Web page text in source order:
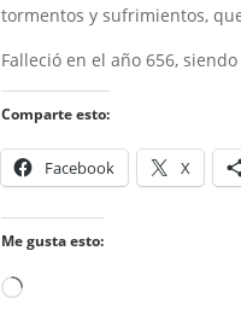
tormentos y sufrimientos,
Falleció en el año 656,
Comparte esto:
Facebook X
Me gusta esto:
Cargando...